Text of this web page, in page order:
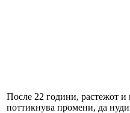
После 22 години, растежот
поттикнува промени, да